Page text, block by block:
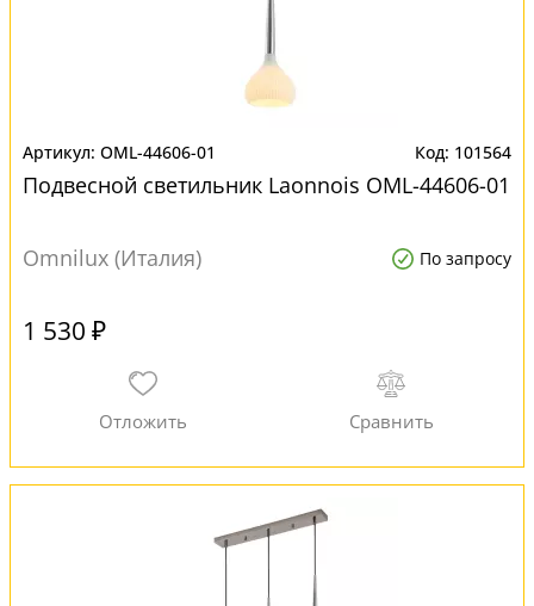
OML-44606-01 101564
Подвесной светильник Laonnois OML-44606-01
Omnilux (Италия) По запросу
1 530 ₽